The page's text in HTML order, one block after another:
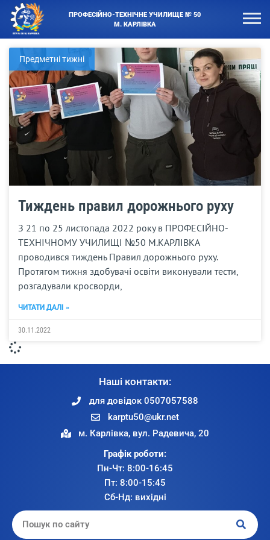
ПРОФЕСІЙНО-ТЕХНІЧНЕ УЧИЛИЩЕ № 50
М. КАРЛІВКА
Предметні тижні
Тиждень правил дорожнього руху
З 21 по 25 листопада 2022 року в ПРОФЕСІЙНО-
ТЕХНІЧНОМУ УЧИЛИЩІ №50 М.КАРЛІВКА
проводився тиждень Правил дорожнього руху.
Протягом тижня здобувачі освіти виконували тести,
розгадували кросворди,
ЧИТАТИ ДАЛІ »
30.11.2022
Наші контакти:
для довідок 0507057588
karptu50@ukr.net
м. Карлівка, вул. Радевича, 20
Графік роботи:
Пн-Чт: 8:00-16:45
Пт: 8:00-15:45
Сб-Нд: вихідні